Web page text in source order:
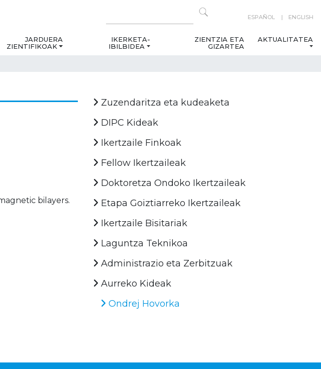
ESPAÑOL ENGLISH
JARDUERA
ZIENTIFIKOAK
IKERKETA-
IBILBIDEA
ZIENTZIA ETA
GIZARTEA
AKTUALITATEA
bilayers.
Zuzendaritza eta kudeaketa
DIPC Kideak
Ikertzaile Finkoak
Fellow Ikertzaileak
Doktoretza Ondoko Ikertzaileak
Etapa Goiztiarreko Ikertzaileak
Ikertzaile Bisitariak
Laguntza Teknikoa
Administrazio eta Zerbitzuak
Aurreko Kideak
Ondrej Hovorka